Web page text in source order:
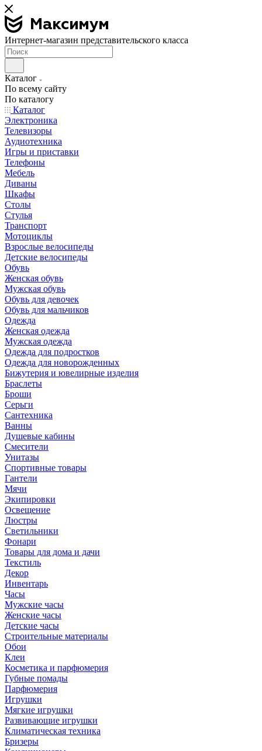
Интернет-магазин представительского класса
Каталог
По всему сайту
По каталогу
Каталог
Электроника
Телевизоры
Аудиотехника
Игры и приставки
Телефоны
Мебель
Диваны
Шкафы
Столы
Стулья
Транспорт
Мотоциклы
Взрослые велосипеды
Детские велосипеды
Обувь
Женская обувь
Мужская обувь
Обувь для девочек
Обувь для мальчиков
Одежда
Женская одежда
Мужская одежда
Одежда для подростков
Одежда для новорожденных
Бижутерия и ювелирные изделия
Браслеты
Броши
Серьги
Сантехника
Ванны
Душевые кабины
Смесители
Унитазы
Спортивные товары
Гантели
Мячи
Экипировки
Освещение
Люстры
Светильники
Фонари
Товары для дома и дачи
Текстиль
Декор
Инвентарь
Часы
Мужские часы
Женские часы
Детские часы
Строительные материалы
Обои
Клеи
Косметика и парфюмерия
Губные помады
Парфюмерия
Игрушки
Мягкие игрушки
Развивающие игрушки
Климатическая техника
Бризеры